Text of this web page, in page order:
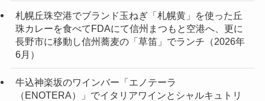
札幌丘珠空港でブランド玉ねぎ「札幌黄」を使った丘
珠カレーを食べてFDAにて信州まつもと空港へ、更に
長野市に移動し信州蕎麦の「草笛」でランチ（2026年
6月）
牛込神楽坂のワインバー「エノテーラ
（ENOTERA）」でイタリアワインとシャルキュトリ